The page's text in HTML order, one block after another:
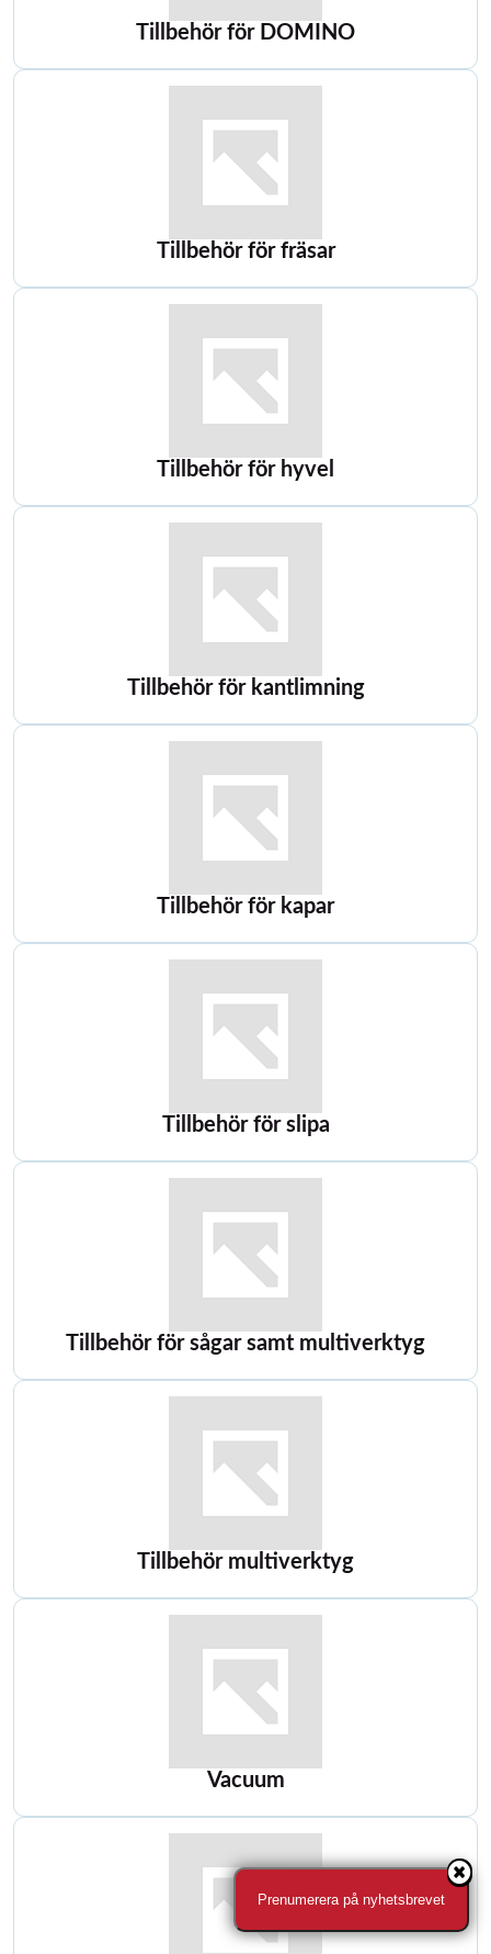
Tillbehör för DOMINO
Tillbehör för fräsar
Tillbehör för hyvel
Tillbehör för kantlimning
Tillbehör för kapar
Tillbehör för slipa
Tillbehör för sågar samt multiverktyg
Tillbehör multiverktyg
Vacuum
Prenumerera på nyhetsbrevet